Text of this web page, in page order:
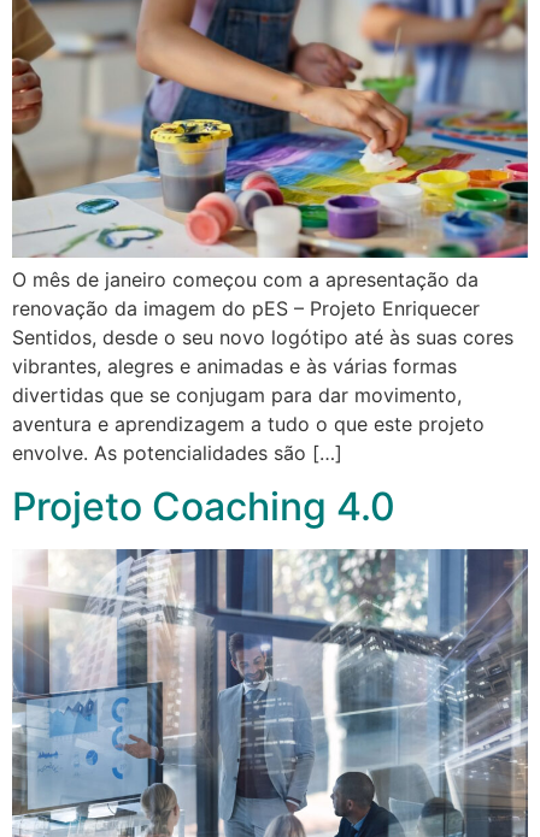
O mês de janeiro começou com a apresentação da
renovação da imagem do pES – Projeto Enriquecer
Sentidos, desde o seu novo logótipo até às suas cores
vibrantes, alegres e animadas e às várias formas
divertidas que se conjugam para dar movimento,
aventura e aprendizagem a tudo o que este projeto
envolve. As potencialidades são […]
Projeto Coaching 4.0